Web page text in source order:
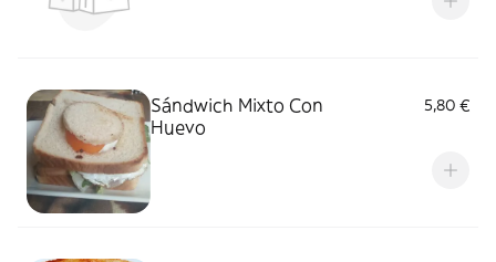
Sándwich Mixto Con
Huevo
5,80 €